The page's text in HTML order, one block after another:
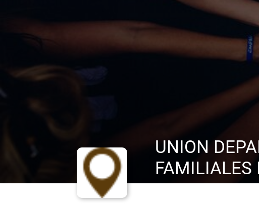
UNION
FAMILIALES